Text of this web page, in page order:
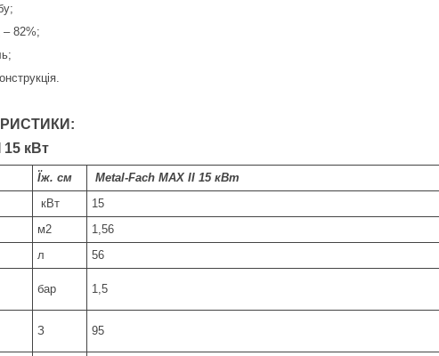
– 82%;
15 кВт
Їж. см
Metal-Fach MAX II 15 кВт
кВт
15
м2
1,56
л
56
бар 1,5
З 95